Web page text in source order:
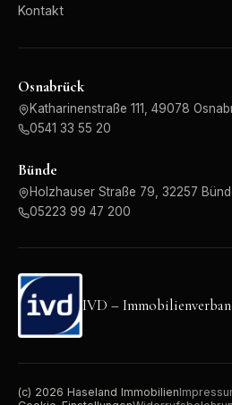
Kontakt
Osnabrück
Katharinenstraße 111, 49078
0541 33 55 20
Bünde
Holzhauser Straße 79, 32257
05223 99 47 200
IVD –
(c) 2026 Haseland Immobilien